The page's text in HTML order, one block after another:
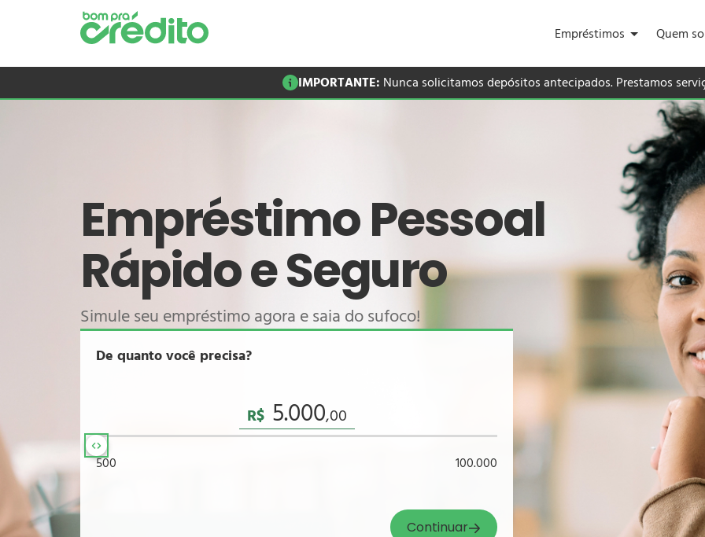
Empréstimos Quem
IMPORTANTE: Nunca solicitamos depósitos antecipados. Prestamos
Empréstimo Pessoal
Rápido e Seguro
Simule seu empréstimo agora e saia do sufoco!
De quanto você precisa?
R$
500 100.000
Continuar